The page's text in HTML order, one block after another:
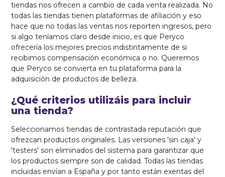
tiendas nos ofrecen a cambio de cada venta realizada. No
todas las tiendas tienen plataformas de afiliación y eso
hace que no todas las ventas nos reporten ingresos, pero
si algo teníamos claro desde inicio, es que Peryco
ofrecería los mejores precios indistintamente de si
recibimos compensación económica o no. Queremos
que Peryco se convierta en tu plataforma para la
adquisición de productos de belleza.
¿Qué criterios utilizáis para incluir
una tienda?
Seleccionamos tiendas de contrastada reputación que
ofrezcan productos originales. Las versiones 'sin caja' y
'testers' son eliminados del sistema para garantizar que
los productos siempre son de calidad. Todas las tiendas
incluidas envían a España y por tanto están exentas del